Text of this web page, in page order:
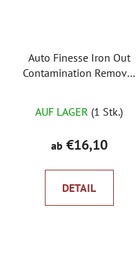
Auto Finesse Iron Out
Contamination Remover
AUF LAGER (1 Stk.)
ab €16,10
DETAIL